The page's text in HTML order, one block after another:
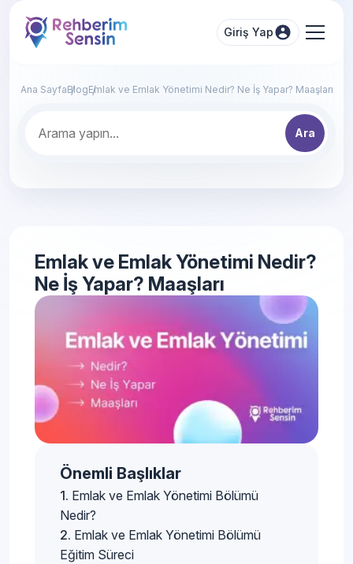
Giriş Yap
Ana SayfaBlogEmlak ve Emlak Yönetimi Nedir? Ne İş Yapar? Maaşları
Ara
Emlak ve Emlak Yönetimi Nedir?
Ne İş Yapar? Maaşları
Önemli Başlıklar
Emlak ve Emlak Yönetimi Bölümü
Nedir?
Emlak ve Emlak Yönetimi Bölümü
Eğitim Süreci